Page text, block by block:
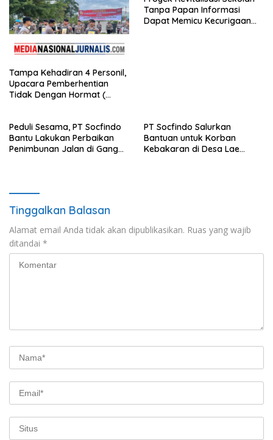
APH Lidik Anggaran
Tampa Kehadiran 4 Personil,
Upacara Pemberhentian
Tidak Dengan Hormat (
Tanpa Papan Informasi
Dapat Memicu Kecurigaan
Peduli Sesama, PT Socfindo
Bantu Lakukan Perbaikan
Penimbunan Jalan di Gang
PT Socfindo Salurkan
Bantuan untuk Korban
Kebakaran di Desa Lae
Tinggalkan Balasan
Alamat email Anda tidak akan dipublikasikan. Ruas yang wajib
ditandai *